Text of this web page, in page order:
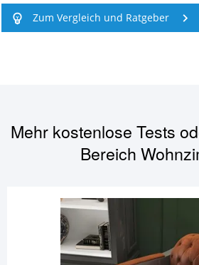
Zum Vergleich und Ratgeber
Mehr kostenlose Tests
Bereich